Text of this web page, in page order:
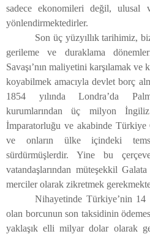
sadece ekonomileri değil, ulusal
yönlendirmektedirler.
Son üç yüzyıllık tarihimiz,
gerileme ve duraklama
Savaşı’nın maliyetini karşılamak
koyabilmek amacıyla devlet borç
1854 yılında Londra’da
kurumlarından üç milyon
İmparatorluğu ve akabinde Türkiye
ve onların ülke içindeki
sürdürmüşlerdir. Yine bu
vatandaşlarından müteşekkil
merciler olarak zikretmek
Nihayetinde Türkiye’nin 14
olan borcunun son taksidinin
yaklaşık elli milyar dolar olarak